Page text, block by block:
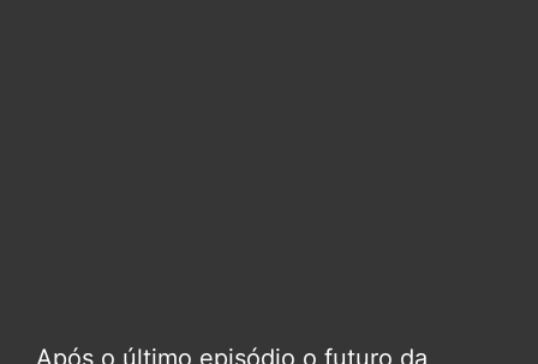
Após o último episódio o futuro da